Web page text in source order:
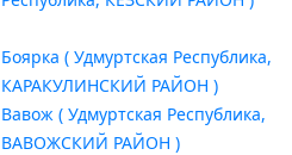
Боярка ( Удмуртская Республика,
КАРАКУЛИНСКИЙ РАЙОН )
Вавож ( Удмуртская Республика,
ВАВОЖСКИЙ РАЙОН )